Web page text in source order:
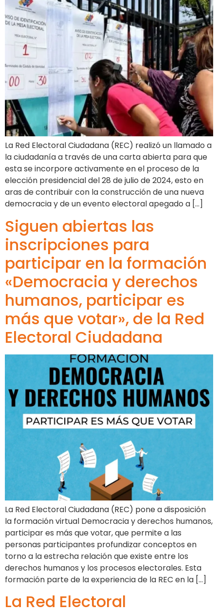
La Red Electoral Ciudadana (REC) realizó un llamado a
la ciudadanía a través de una carta abierta para que
esta se incorpore activamente en el proceso de la
elección presidencial del 28 de julio de 2024, esto en
aras de contribuir con la construcción de una nueva
democracia y de un evento electoral apegado a […]
Siguen abiertas las
inscripciones para
participar en la formación
«Democracia y derechos
humanos, participar es
más que votar», de la Red
Electoral Ciudadana
La Red Electoral Ciudadana (REC) pone a disposición
la formación virtual Democracia y derechos humanos,
participar es más que votar, que permite a las
personas participantes profundizar conceptos en
torno a la estrecha relación que existe entre los
derechos humanos y los procesos electorales. Esta
formación parte de la experiencia de la REC en la […]
La Red Electoral